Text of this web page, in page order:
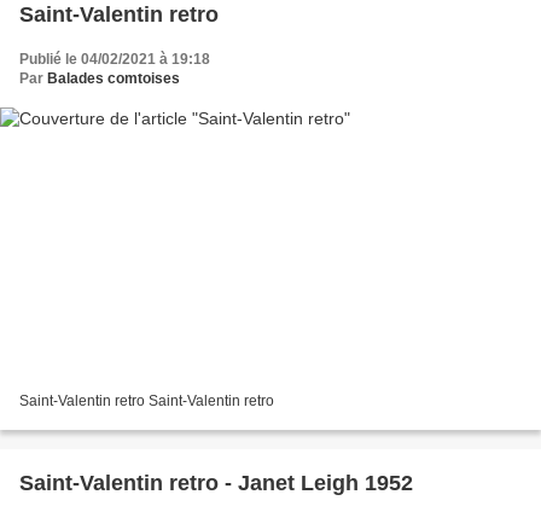
Saint-Valentin retro
Publié le 04/02/2021 à 19:18
Par Balades comtoises
Saint-Valentin retro Saint-Valentin retro
Saint-Valentin retro - Janet Leigh 1952